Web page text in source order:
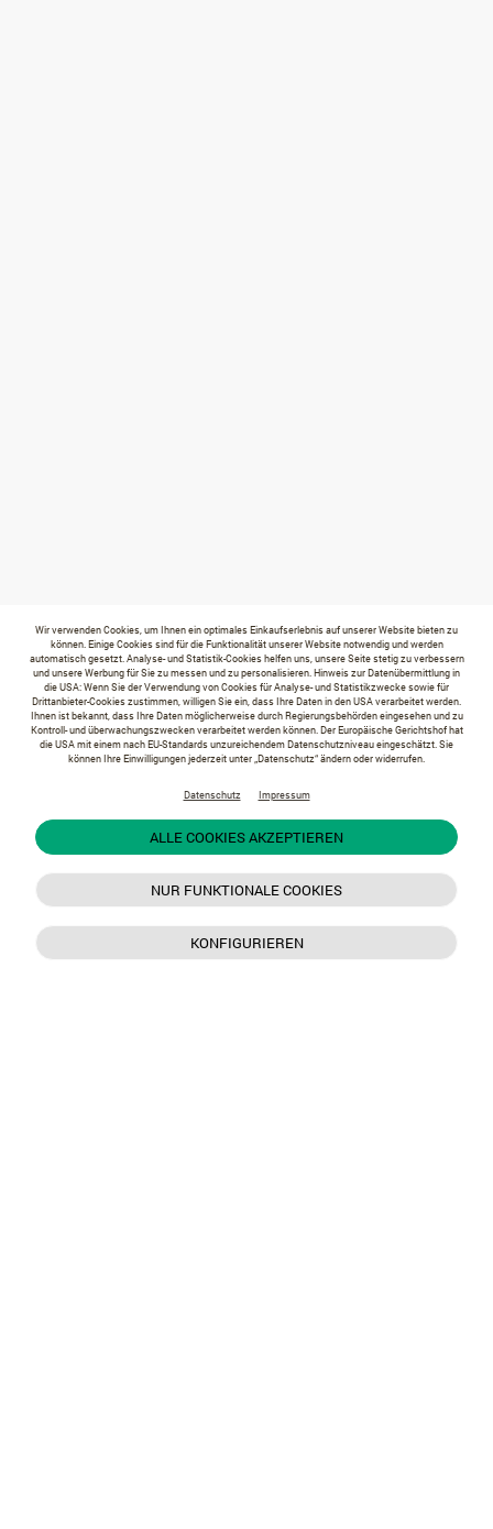
Wir verwenden Cookies, um Ihnen ein optimales Einkaufserlebnis auf unserer Website bieten zu
können. Einige Cookies sind für die Funktionalität unserer Website notwendig und werden
automatisch gesetzt. Analyse- und Statistik-Cookies helfen uns, unsere Seite stetig zu verbessern
und unsere Werbung für Sie zu messen und zu personalisieren. Hinweis zur Datenübermittlung in
die USA: Wenn Sie der Verwendung von Cookies für Analyse- und Statistikzwecke sowie für
Drittanbieter-Cookies zustimmen, willigen Sie ein, dass Ihre Daten in den USA verarbeitet werden.
Ihnen ist bekannt, dass Ihre Daten möglicherweise durch Regierungsbehörden eingesehen und zu
Kontroll- und überwachungszwecken verarbeitet werden können. Der Europäische Gerichtshof hat
die USA mit einem nach EU-Standards unzureichendem Datenschutzniveau eingeschätzt. Sie
können Ihre Einwilligungen jederzeit unter „Datenschutz“ ändern oder widerrufen.
Datenschutz Impressum
ALLE COOKIES AKZEPTIEREN
NUR FUNKTIONALE COOKIES
KONFIGURIEREN